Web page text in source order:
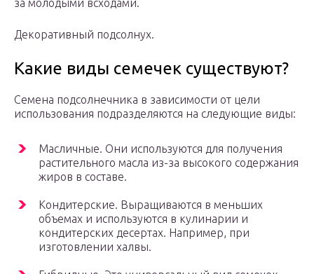
за молодыми всходами.
Декоративный подсолнух.
Какие виды семечек существуют?
Семена подсолнечника в зависимости от цели
использования подразделяются на следующие виды:
Масличные. Они используются для получения
растительного масла из-за высокого содержания
жиров в составе.
Кондитерские. Выращиваются в меньших
объемах и используются в кулинарии и
кондитерских десертах. Например, при
изготовлении халвы.